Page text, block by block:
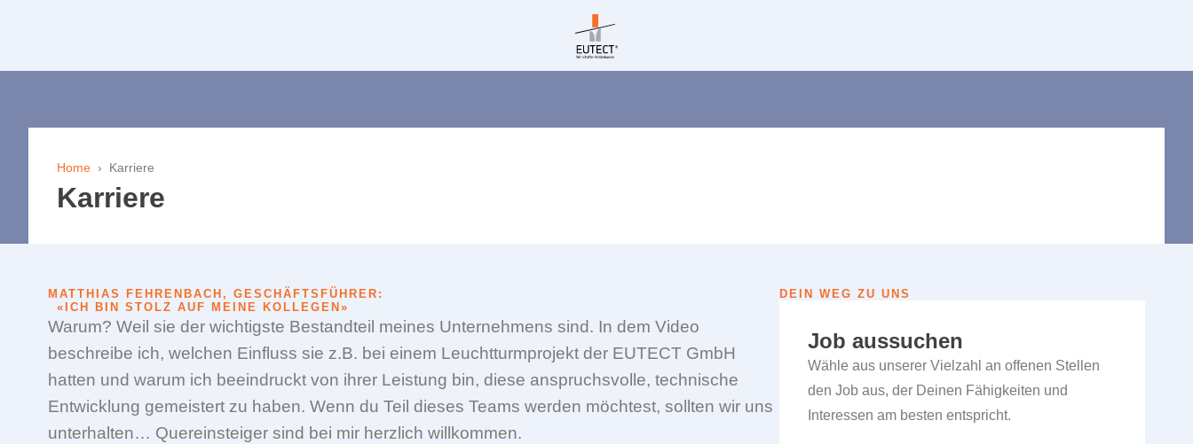
Home › Karriere
Karriere
MATTHIAS FEHRENBACH, GESCHÄFTSFÜHRER:
«ICH BIN STOLZ AUF MEINE KOLLEGEN»
Warum? Weil sie der wichtigste Bestandteil meines Unternehmens sind. In dem Video
beschreibe ich, welchen Einfluss sie z.B. bei einem Leuchtturmprojekt der EUTECT GmbH
hatten und warum ich beeindruckt von ihrer Leistung bin, diese anspruchsvolle, technische
Entwicklung gemeistert zu haben. Wenn du Teil dieses Teams werden möchtest, sollten wir uns
unterhalten… Quereinsteiger sind bei mir herzlich willkommen.
DEIN WEG ZU UNS
Job aussuchen
Wähle aus unserer Vielzahl an offenen Stellen
den Job aus, der Deinen Fähigkeiten und
Interessen am besten entspricht.